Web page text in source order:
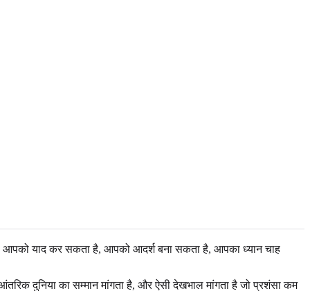
आपको याद कर सकता है, आपको आदर्श बना सकता है, आपका ध्यान चाह
दुनिया का सम्मान मांगता है, और ऐसी देखभाल मांगता है जो प्रशंसा कम